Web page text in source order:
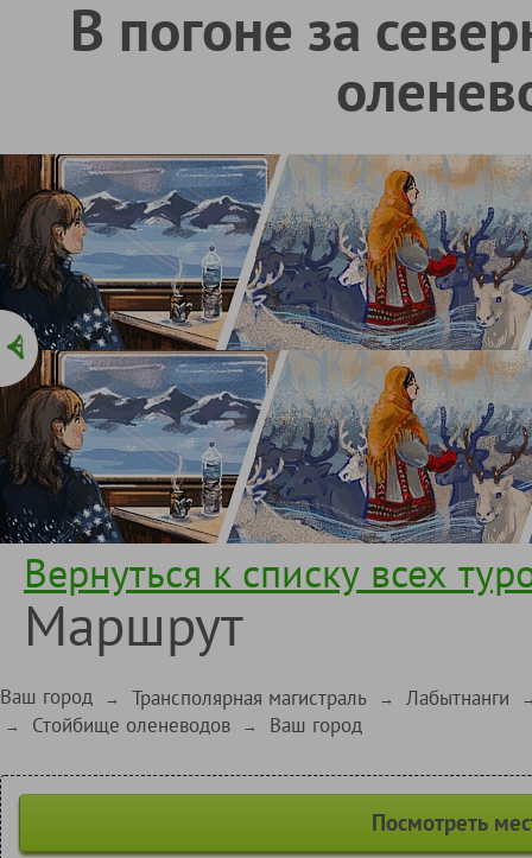
В погоне за
Вернуться к списку всех
Маршрут
Ваш город → Трансполярная магистраль → Лабытнанги
→
Стойбище оленеводов → Ваш город
Посмотреть